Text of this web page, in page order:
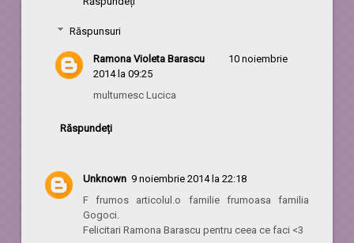
Răspunsuri
Ramona Violeta Barascu
10 noiembrie
2014 la 09:25
multumesc Lucica
Răspundeți
Unknown 9 noiembrie 2014 la 22:18
F frumos articolul.o familie frumoasa familia
Gogoci.
Felicitari Ramona Barascu pentru ceea ce faci <3